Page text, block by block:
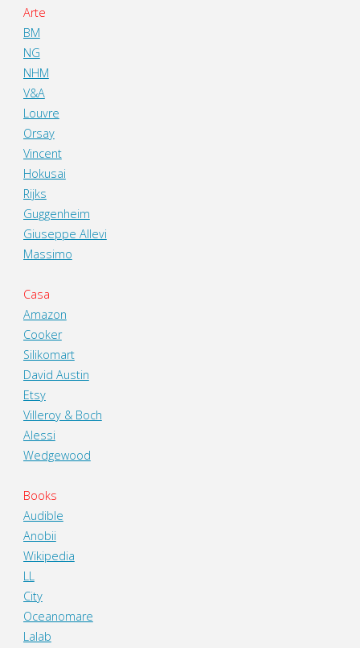
Arte
BM
NG
NHM
V&A
Louvre
Orsay
Vincent
Hokusai
Rijks
Guggenheim
Giuseppe Allevi
Massimo
Casa
Amazon
Cooker
Silikomart
David Austin
Etsy
Villeroy & Boch
Alessi
Wedgewood
Books
Audible
Anobii
Wikipedia
LL
City
Oceanomare
Lalab